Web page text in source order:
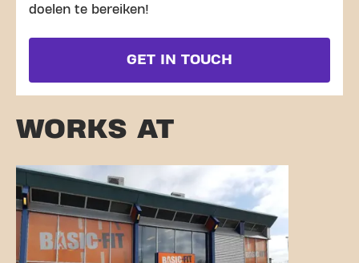
doelen te bereiken!
GET IN TOUCH
WORKS AT